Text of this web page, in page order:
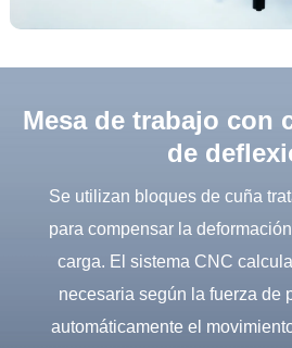
Mesa de trabajo con
de
Se utilizan bloques de cuña
para compensar la
carga. El sistema CNC
necesaria según la fuerza de
automáticamente el